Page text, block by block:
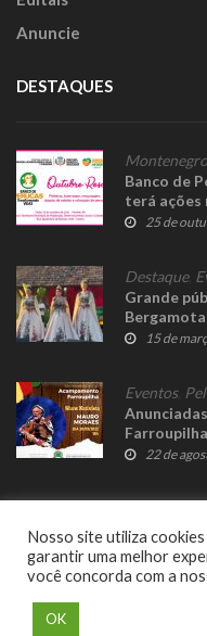
Anuncie
DESTAQUES
Montenegro
Banco de
terá ações
25 de
Destaque,
Grande
15 de
Eventos,
22 de
Nosso site utiliza
garantir uma melhor
você concorda com a
OK